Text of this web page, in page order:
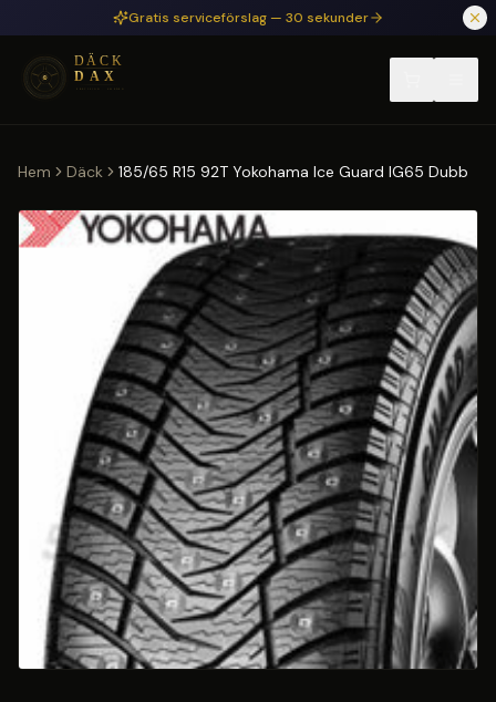
Hoppa till huvudinnehållGratis serviceförslag — 30 sekunder
Hem Däck 185/65 R15 92T Yokohama Ice Guard IG65 Dubb